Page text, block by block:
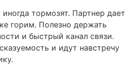
тормозят. Партнер дает
горим. Полезно держать
и быстрый канал связи.
и идут навстречу